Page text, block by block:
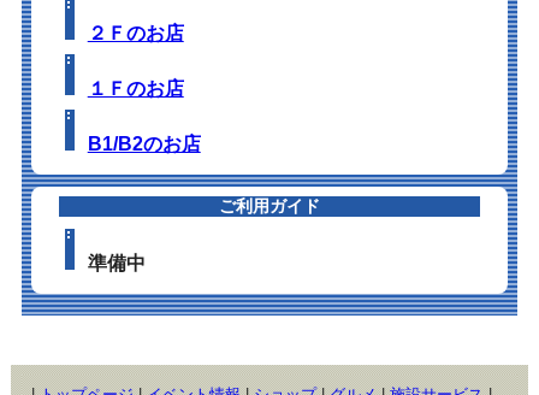
２Ｆのお店
１Ｆのお店
B1/B2のお店
ご利用ガイド
準備中